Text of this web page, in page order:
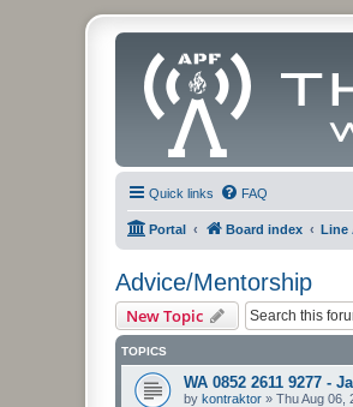
Quick links FAQ
Portal Board index Line
Advice/Mentorship
New Topic
TOPICS
WA 0852 2611 9277 -
by kontraktor » Thu Aug 06,